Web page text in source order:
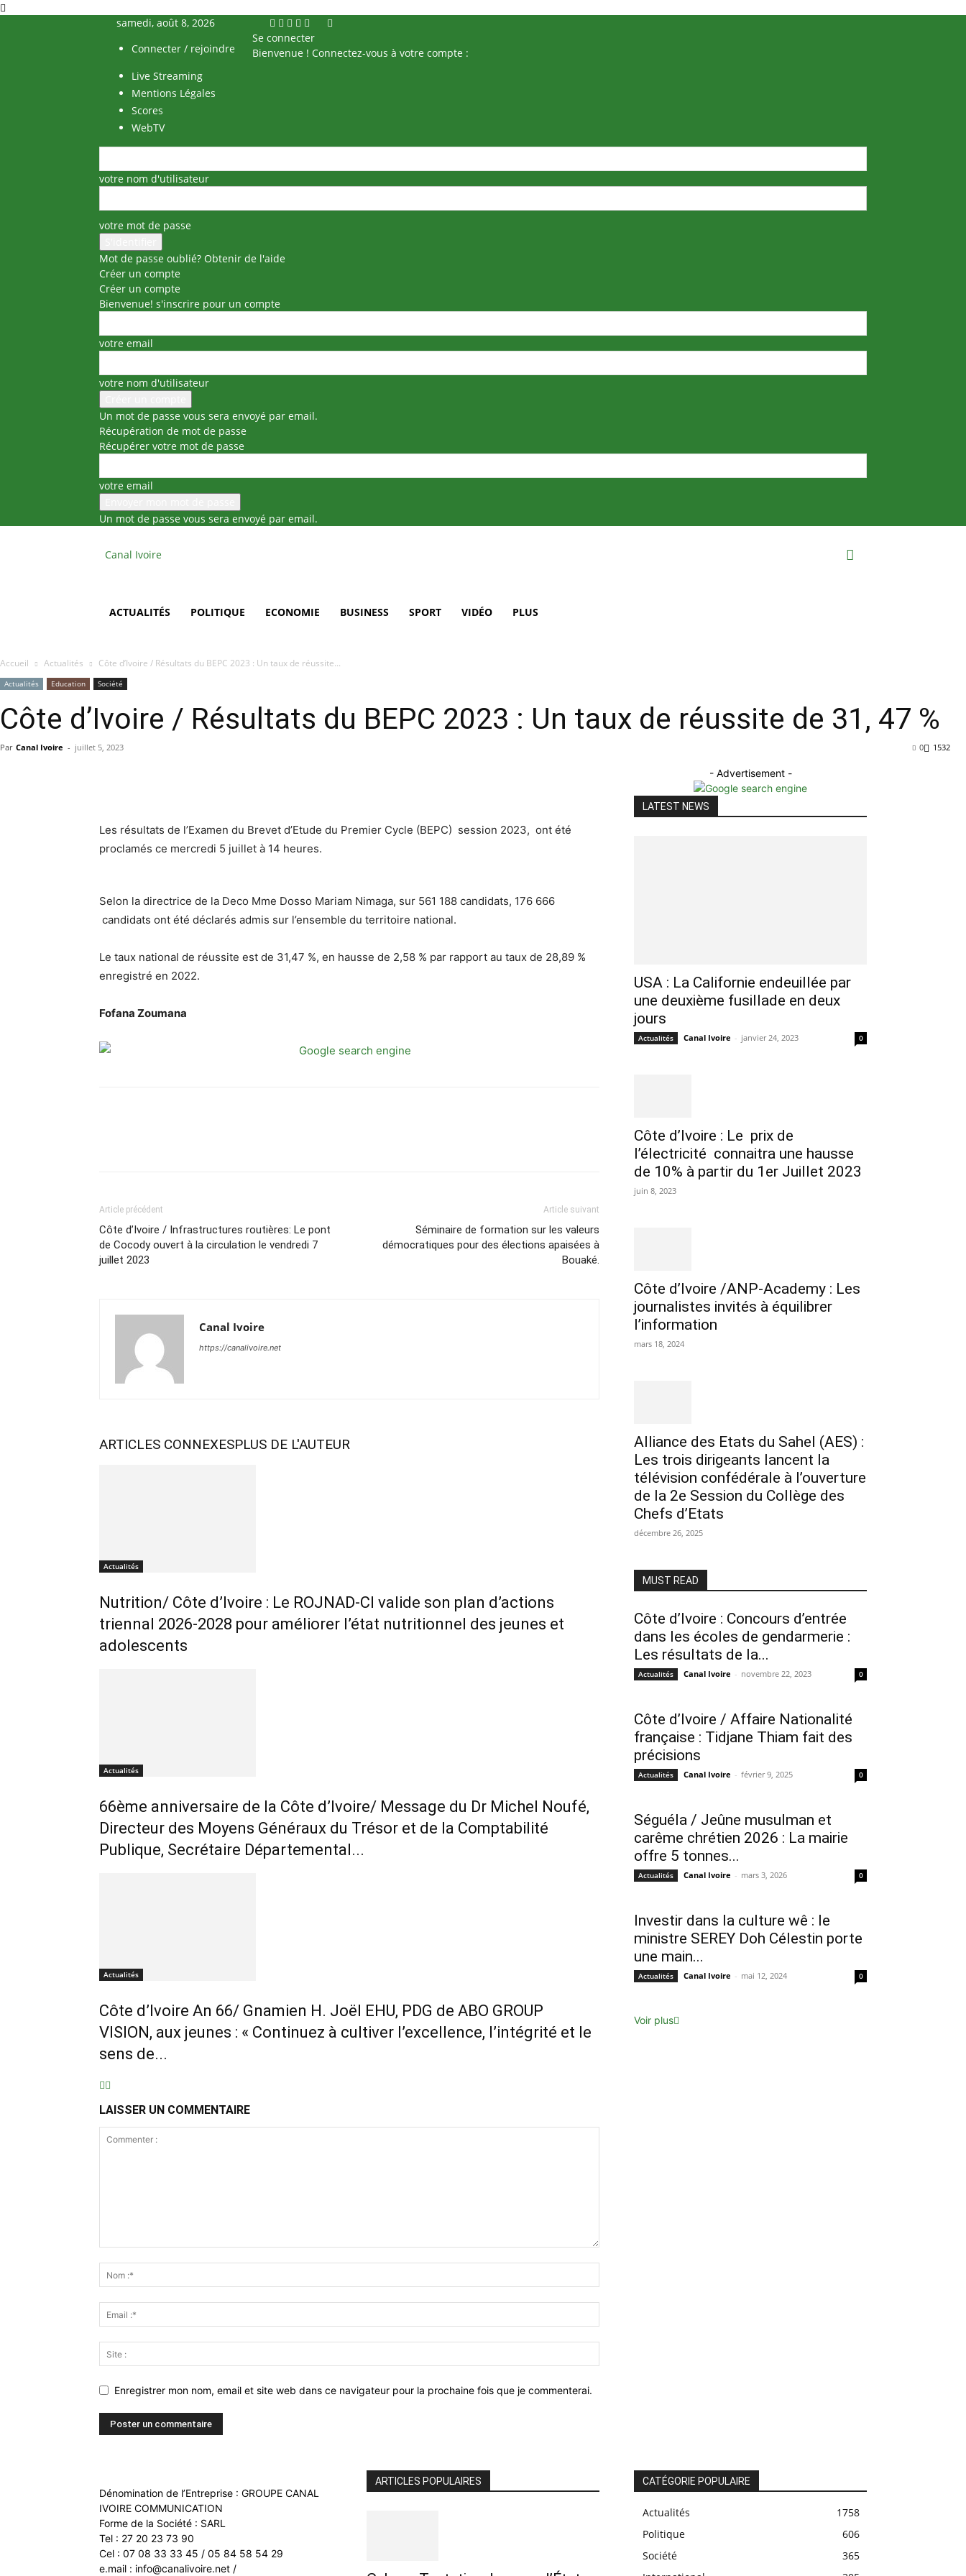
samedi, août 8, 2026
Connecter / rejoindre
Live Streaming
Mentions Légales
Scores
WebTV
Se connecter
Bienvenue ! Connectez-vous à votre compte :
votre nom d'utilisateur
votre mot de passe
Mot de passe oublié? Obtenir de l'aide
Créer un compte
Créer un compte
Bienvenue! s'inscrire pour un compte
votre email
votre nom d'utilisateur
Un mot de passe vous sera envoyé par email.
Récupération de mot de passe
Récupérer votre mot de passe
votre email
Un mot de passe vous sera envoyé par email.
Canal Ivoire
ACTUALITÉS POLITIQUE ECONOMIE BUSINESS SPORT VIDÉO PLUS
Accueil Actualités Côte d’Ivoire / Résultats du BEPC 2023 : Un taux de réussite...
Actualités Education Société
Côte d’Ivoire / Résultats du BEPC 2023 : Un taux de réussite de 31, 47 %
Par Canal Ivoire - juillet 5, 2023 1532
0
Les résultats de l’Examen du Brevet d’Etude du Premier Cycle (BEPC) session 2023, ont été
proclamés ce mercredi 5 juillet à 14 heures.
Selon la directrice de la Deco Mme Dosso Mariam Nimaga, sur 561 188 candidats, 176 666
candidats ont été déclarés admis sur l’ensemble du territoire national.
Le taux national de réussite est de 31,47 %, en hausse de 2,58 % par rapport au taux de 28,89 %
enregistré en 2022.
Fofana Zoumana
Article précédent
Côte d’Ivoire / Infrastructures routières: Le pont
de Cocody ouvert à la circulation le vendredi 7
juillet 2023
Article suivant
Séminaire de formation sur les valeurs
démocratiques pour des élections apaisées à
Bouaké.
Canal Ivoire
https://canalivoire.net
ARTICLES CONNEXESPLUS DE L'AUTEUR
Actualités
Nutrition/ Côte d’Ivoire : Le ROJNAD-CI valide son plan d’actions
triennal 2026-2028 pour améliorer l’état nutritionnel des jeunes et
adolescents
Actualités
66ème anniversaire de la Côte d’Ivoire/ Message du Dr Michel Noufé,
Directeur des Moyens Généraux du Trésor et de la Comptabilité
Publique, Secrétaire Départemental...
Actualités
Côte d’Ivoire An 66/ Gnamien H. Joël EHU, PDG de ABO GROUP
VISION, aux jeunes : « Continuez à cultiver l’excellence, l’intégrité et le
sens de...
LAISSER UN COMMENTAIRE
Enregistrer mon nom, email et site web dans ce navigateur pour la prochaine fois que je commenterai.
- Advertisement -
LATEST NEWS
USA : La Californie endeuillée par
une deuxième fusillade en deux
jours
Actualités Canal Ivoire - janvier 24, 2023 0
Côte d’Ivoire : Le prix de
l’électricité connaitra une hausse
de 10% à partir du 1er Juillet 2023
juin 8, 2023
Côte d’Ivoire /ANP-Academy : Les
journalistes invités à équilibrer
l’information
mars 18, 2024
Alliance des Etats du Sahel (AES) :
Les trois dirigeants lancent la
télévision confédérale à l’ouverture
de la 2e Session du Collège des
Chefs d’Etats
décembre 26, 2025
MUST READ
Côte d’Ivoire : Concours d’entrée
dans les écoles de gendarmerie :
Les résultats de la...
Actualités Canal Ivoire - novembre 22, 2023 0
Côte d’Ivoire / Affaire Nationalité
française : Tidjane Thiam fait des
précisions
Actualités Canal Ivoire - février 9, 2025 0
Séguéla / Jeûne musulman et
carême chrétien 2026 : La mairie
offre 5 tonnes...
Actualités Canal Ivoire - mars 3, 2026 0
Investir dans la culture wê : le
ministre SEREY Doh Célestin porte
une main...
Actualités Canal Ivoire - mai 12, 2024 0
Voir plus
Dénomination de l’Entreprise : GROUPE CANAL
IVOIRE COMMUNICATION
Forme de la Société : SARL
Tel : 27 20 23 73 90
Cel : 07 08 33 33 45 / 05 84 58 54 29
e.mail : info@canalivoire.net /
ARTICLES POPULAIRES CATÉGORIE POPULAIRE
Actualités
1758
Politique
606
Société
365